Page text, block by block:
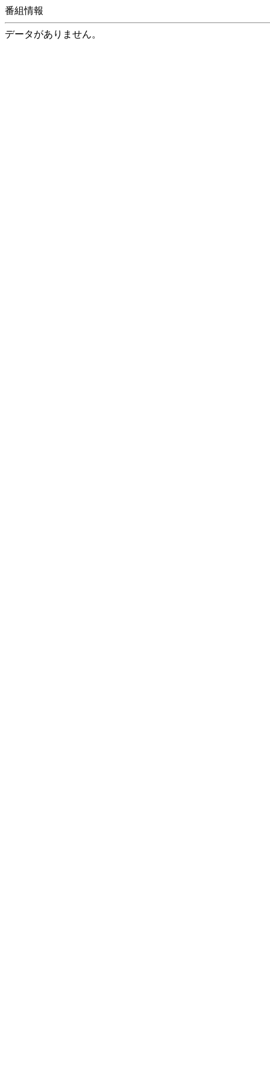
番組情報
データがありません。